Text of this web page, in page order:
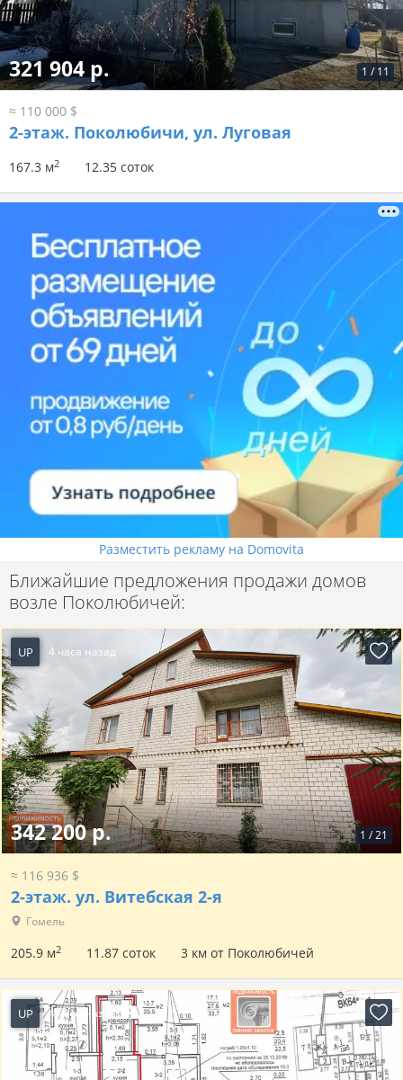
1 / 11
321 904 р.
≈ 110 000 $
2-этаж. Поколюбичи, ул. Луговая
167.3 м2 12.35 соток
Разместить рекламу на Domovita
Ближайшие предложения продажи домов
возле Поколюбичей:
UP 4 часа назад
1 /21
342 200 р.
≈ 116 936 $
2-этаж. ул. Витебская 2-я
Гомель
205.9 м2 11.87 соток 3 км от Поколюбичей
UP 4 часа назад